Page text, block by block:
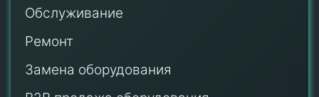
Обслуживание
Ремонт
Замена оборудования